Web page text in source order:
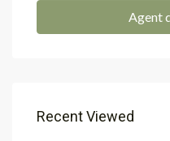
Agent
Recent Viewed